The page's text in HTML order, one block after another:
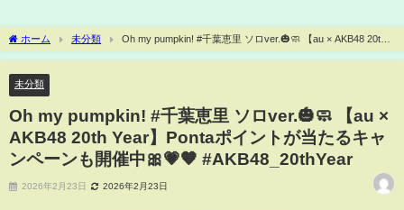
ホーム 未分類
Oh my pumpkin! #千葉恵里 ソロver.🎃🧼 【au × AKB48 20th
Year】Pontaポイントが当たるキャンペーンも開催中🎀💗🧡 #AKB48_20thYear
未分類
Oh my pumpkin! #千葉恵里 ソロver.🎃🧼 【au ×
AKB48 20th Year】Pontaポイントが当たるキャ
ンペーンも開催中🎀💗🧡 #AKB48_20thYear
2026年2月23日 2026年2月23日